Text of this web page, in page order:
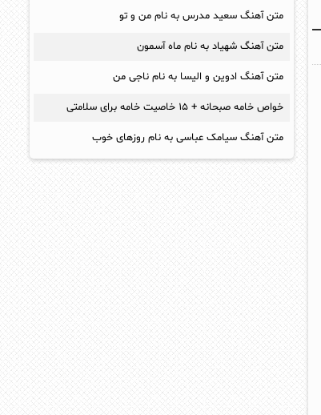
متن آهنگ سعید مدرس به نام من و تو
متن آهنگ شهیاد به نام ماه آسمون
متن آهنگ ادوین و الیسا به نام ناجی من
خواص خامه صبحانه + ۱۵ خاصیت خامه برای سلامتی
متن آهنگ سیامک عباسی به نام روزهای خوب